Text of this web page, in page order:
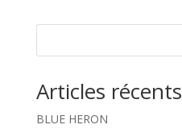
Articles récents
BLUE HERON